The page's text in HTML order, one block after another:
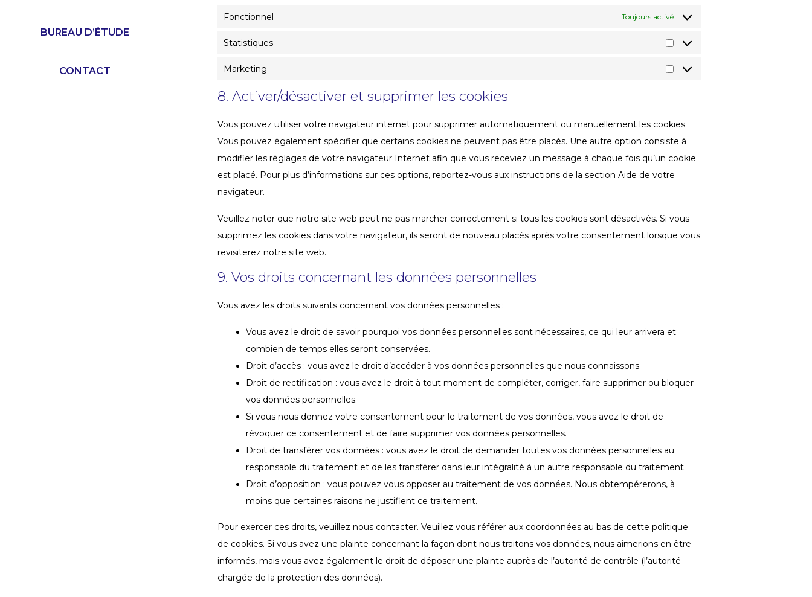
BUREAU D’ÉTUDE
CONTACT
Fonctionnel Toujours activé
Statistiques
Marketing
8. Activer/désactiver et supprimer les cookies
Vous pouvez utiliser votre navigateur internet pour supprimer automatiquement ou manuellement les cookies.
Vous pouvez également spécifier que certains cookies ne peuvent pas être placés. Une autre option consiste à
modifier les réglages de votre navigateur Internet afin que vous receviez un message à chaque fois qu’un cookie
est placé. Pour plus d’informations sur ces options, reportez-vous aux instructions de la section Aide de votre
navigateur.
Veuillez noter que notre site web peut ne pas marcher correctement si tous les cookies sont désactivés. Si vous
supprimez les cookies dans votre navigateur, ils seront de nouveau placés après votre consentement lorsque vous
revisiterez notre site web.
9. Vos droits concernant les données personnelles
Vous avez les droits suivants concernant vos données personnelles :
Vous avez le droit de savoir pourquoi vos données personnelles sont nécessaires, ce qui leur arrivera et
combien de temps elles seront conservées.
Droit d’accès : vous avez le droit d’accéder à vos données personnelles que nous connaissons.
Droit de rectification : vous avez le droit à tout moment de compléter, corriger, faire supprimer ou bloquer
vos données personnelles.
Si vous nous donnez votre consentement pour le traitement de vos données, vous avez le droit de
révoquer ce consentement et de faire supprimer vos données personnelles.
Droit de transférer vos données : vous avez le droit de demander toutes vos données personnelles au
responsable du traitement et de les transférer dans leur intégralité à un autre responsable du traitement.
Droit d’opposition : vous pouvez vous opposer au traitement de vos données. Nous obtempérerons, à
moins que certaines raisons ne justifient ce traitement.
Pour exercer ces droits, veuillez nous contacter. Veuillez vous référer aux coordonnées au bas de cette politique
de cookies. Si vous avez une plainte concernant la façon dont nous traitons vos données, nous aimerions en être
informés, mais vous avez également le droit de déposer une plainte auprès de l’autorité de contrôle (l’autorité
chargée de la protection des données).